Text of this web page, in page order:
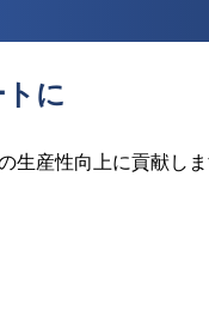
に
生産性向上に貢献し